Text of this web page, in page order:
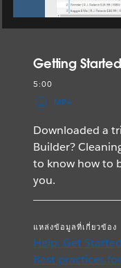
Getting
5:00
MP4
Downloaded a
Builder?
to know how to
you.
แหล่งข้อมูลที่เกี่ยวข้อง
Help: Get
Best practices